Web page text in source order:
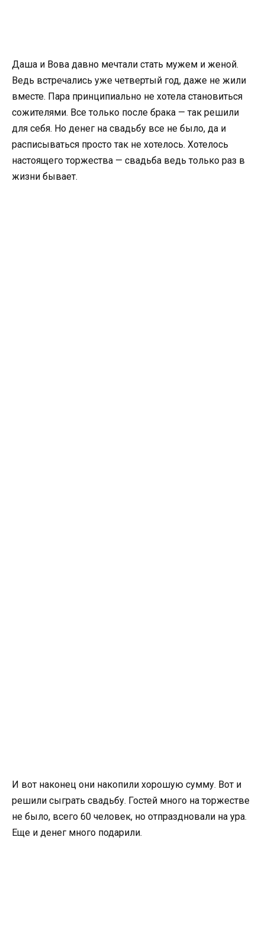
Даша и Вова давно мечтали стать мужем и женой.
Ведь встречались уже четвертый год, даже не жили
вместе. Пара принципиально не хотела становиться
сожителями. Все только после брака — так решили
для себя. Но денег на свадьбу все не было, да и
расписываться просто так не хотелось. Хотелось
настоящего торжества — свадьба ведь только раз в
жизни бывает.
И вот наконец они накопили хорошую сумму. Вот и
решили сыграть свадьбу. Гостей много на торжестве
не было, всего 60 человек, но отпраздновали на ура.
Еще и денег много подарили.